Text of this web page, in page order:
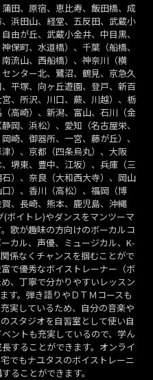
田、原宿、恵比寿、飯田橋、成
浜田山、経堂、五反田、武蔵小
由が丘、武蔵小金井、中目黒、
保町、水道橋）、千葉（船橋、
流山、西船橋）、神奈川（横
ンター北、鷺沼、鶴見、京急久
平塚、向ヶ丘遊園、登戸、新百
、所沢、川口、蕨、川越）、栃
高崎）、新潟、富山、石川（金
岡、浜松）、愛知（名古屋栄、
崎、御器所、一宮、藤が丘）、
）、京都（四条烏丸）、大阪
堺東、豊中、江坂）、兵庫（三
）、奈良（大和西大寺）、岡山
）、香川（高松）、福岡（博
、長崎、熊本、鹿児島、沖縄
(ボイトレ)やダンスをマンツーマ
歌が趣味の方向けのボーカルコ
カル、声優、ミュージカル、K-
係なくチャンスを掴むことがで
で優秀なボイストレーナー（ボ
、丁寧で分かりやすいレッスン
す。弾き語りやＤＴＭコースも
実しているため、自分の音楽や
スタジオを自習室として使い自
ントも充実しているので、学ん
することができます。オンライ
でもナユタスのボイストレーニ
ることができます。